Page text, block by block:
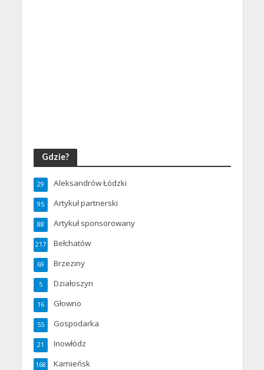
Gdzie?
Aleksandrów Łódzki
29
Artykuł partnerski
95
Artykuł sponsorowany
88
Bełchatów
217
Brzeziny
69
Działoszyn
5
Głowno
16
Gospodarka
55
Inowłódz
21
Kamieńsk
168